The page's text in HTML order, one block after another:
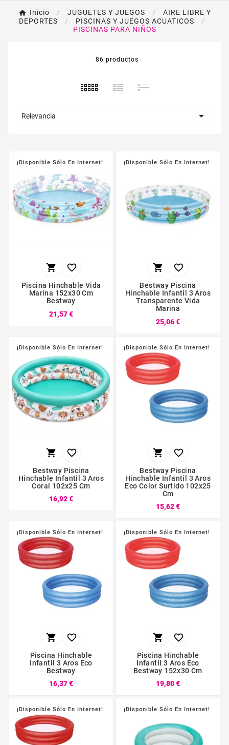
Inicio JUGUETES Y JUEGOS
AIRE LIBRE Y
DEPORTES
PISCINAS Y JUEGOS ACUATICOS
PISCINAS PARA NIÑOS
86 productos
Relevancia 
¡Disponible Sólo En Internet!
 
Piscina Hinchable Vida
Marina 152x30 Cm
Bestway
21,57 €
¡Disponible Sólo En Internet!
 
Bestway Piscina
Hinchable Infantil 3 Aros
Transparente Vida
Marina
25,06 €
¡Disponible Sólo En Internet!
 
Bestway Piscina
Hinchable Infantil 3 Aros
Coral 102x25 Cm
16,92 €
¡Disponible Sólo En Internet!
 
Bestway Piscina
Hinchable Infantil 3 Aros
Eco Color Surtido 102x25
Cm
15,62 €
¡Disponible Sólo En Internet!
 
Piscina Hinchable
Infantil 3 Aros Eco
Bestway
16,37 €
¡Disponible Sólo En Internet!
 
Piscina Hinchable
Infantil 3 Aros Eco
Bestway 152x30 Cm
19,80 €
¡Disponible Sólo En Internet! ¡Disponible Sólo En Internet!